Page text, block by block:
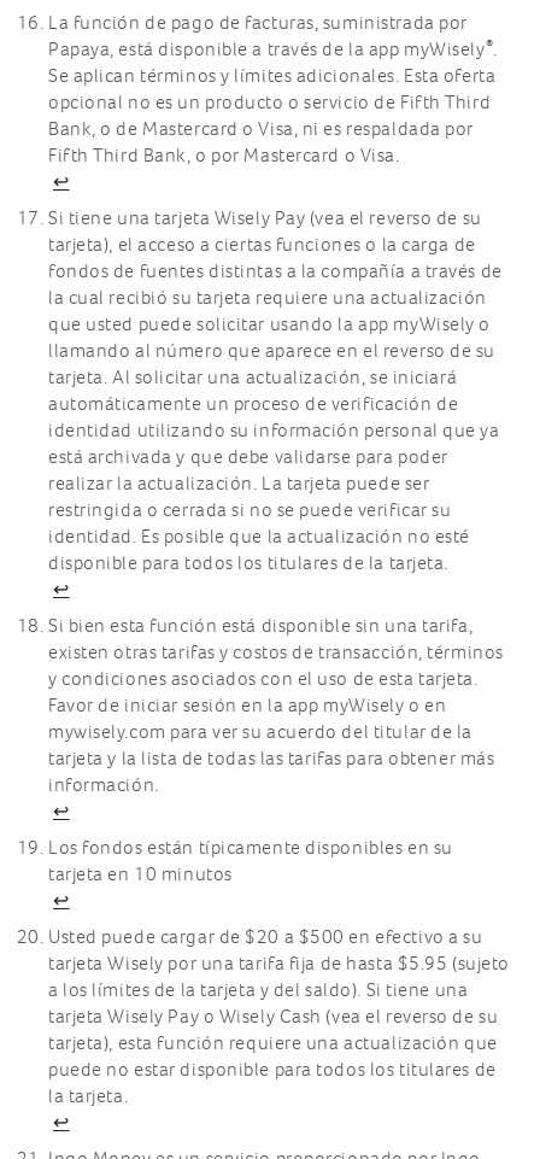
La función de pago de facturas, suministrada por
Papaya, está disponible a través de la app myWisely®.
Se aplican términos y límites adicionales. Esta oferta
opcional no es un producto o servicio de Fifth Third
Bank, o de Mastercard o Visa, ni es respaldada por
Fifth Third Bank, o por Mastercard o Visa.
↩
Si tiene una tarjeta Wisely Pay (vea el reverso de su
tarjeta), el acceso a ciertas funciones o la carga de
fondos de fuentes distintas a la compañía a través de
la cual recibió su tarjeta requiere una actualización
que usted puede solicitar usando la app myWisely o
llamando al número que aparece en el reverso de su
tarjeta. Al solicitar una actualización, se iniciará
automáticamente un proceso de verificación de
identidad utilizando su información personal que ya
está archivada y que debe validarse para poder
realizar la actualización. La tarjeta puede ser
restringida o cerrada si no se puede verificar su
identidad. Es posible que la actualización no esté
disponible para todos los titulares de la tarjeta.
↩
Si bien esta función está disponible sin una tarifa,
existen otras tarifas y costos de transacción, términos
y condiciones asociados con el uso de esta tarjeta.
Favor de iniciar sesión en la app myWisely o en
mywisely.com para ver su acuerdo del titular de la
tarjeta y la lista de todas las tarifas para obtener más
información.
↩
Los fondos están típicamente disponibles en su
tarjeta en 10 minutos
↩
Usted puede cargar de $20 a $500 en efectivo a su
tarjeta Wisely por una tarifa fija de hasta $5.95 (sujeto
a los límites de la tarjeta y del saldo). Si tiene una
tarjeta Wisely Pay o Wisely Cash (vea el reverso de su
tarjeta), esta función requiere una actualización que
puede no estar disponible para todos los titulares de
la tarjeta.
↩